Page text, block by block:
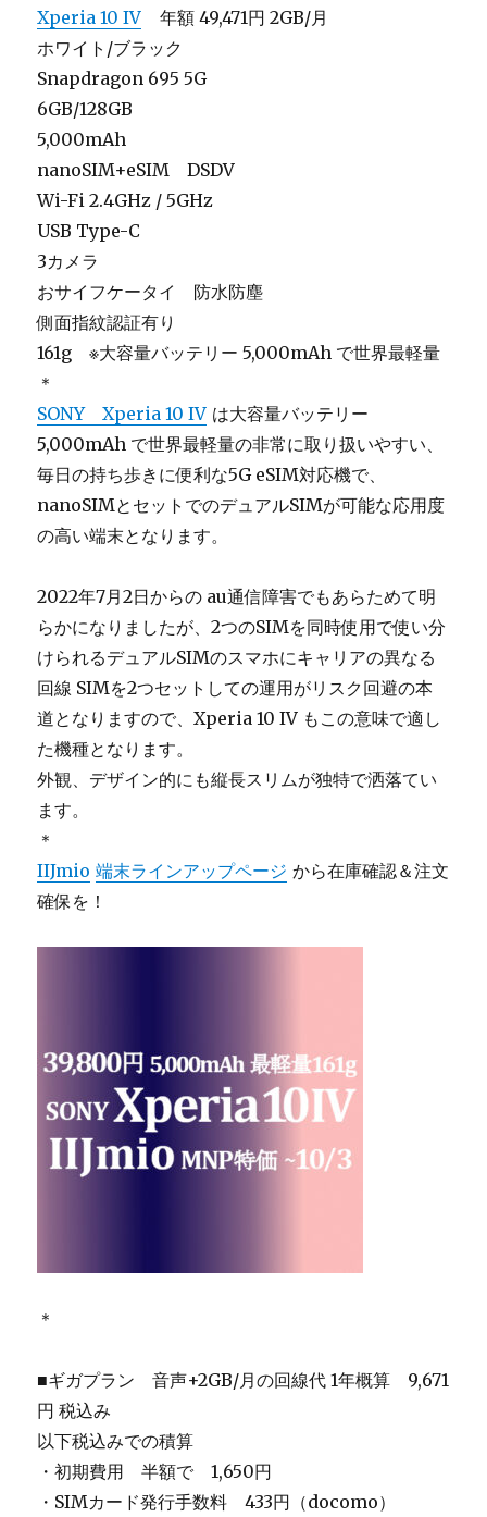
Xperia 10 IV 年額 49,471円 2GB/月
ホワイト/ブラック
Snapdragon 695 5G
6GB/128GB
5,000mAh
nanoSIM+eSIM DSDV
Wi-Fi 2.4GHz / 5GHz
USB Type-C
3カメラ
おサイフケータイ 防水防塵
側面指紋認証有り
161g ※大容量バッテリー 5,000mAh で世界最軽量
＊
SONY Xperia 10 IV は大容量バッテリー
5,000mAh で世界最軽量の非常に取り扱いやすい、
毎日の持ち歩きに便利な5G eSIM対応機で、
nanoSIMとセットでのデュアルSIMが可能な応用度
の高い端末となります。
2022年7月2日からの au通信障害でもあらためて明
らかになりましたが、2つのSIMを同時使用で使い分
けられるデュアルSIMのスマホにキャリアの異なる
回線 SIMを2つセットしての運用がリスク回避の本
道となりますので、Xperia 10 IV もこの意味で適し
た機種となります。
外観、デザイン的にも縦長スリムが独特で洒落てい
ます。
＊
IIJmio 端末ラインアップページ から在庫確認＆注文
確保を！
＊
■ギガプラン 音声+2GB/月の回線代 1年概算 9,671
円 税込み
以下税込みでの積算
・初期費用 半額で 1,650円
・SIMカード発行手数料 433円（docomo）